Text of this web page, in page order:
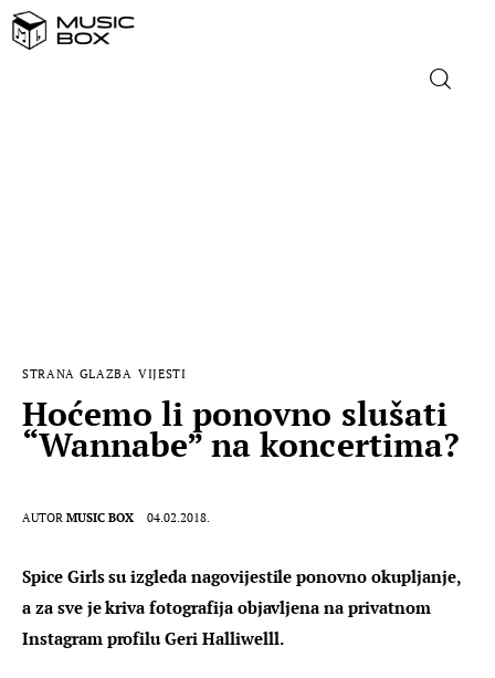
MUSIC BOX
STRANA GLAZBA VIJESTI
Hoćemo li ponovno slušati
“Wannabe” na koncertima?
AUTOR MUSIC BOX 04.02.2018.
Spice Girls su izgleda nagovijestile ponovno okupljanje,
a za sve je kriva fotografija objavljena na privatnom
Instagram profilu Geri Halliwelll.